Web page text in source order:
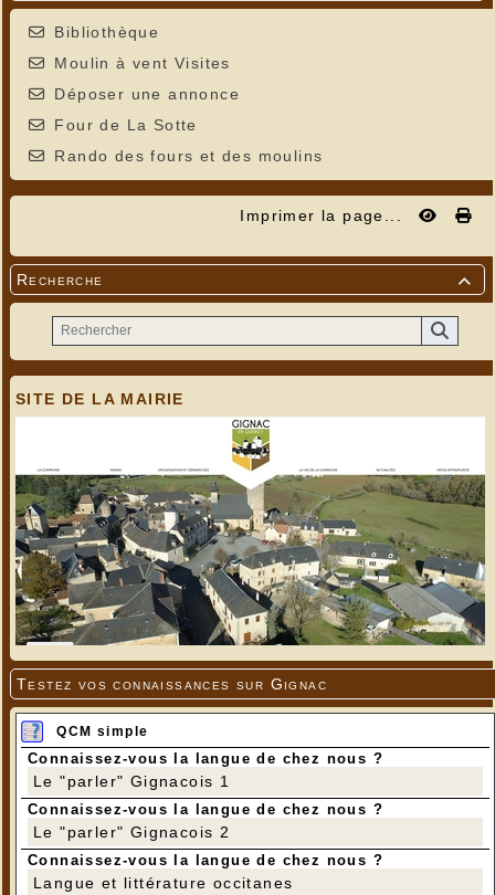
Bibliothèque
Moulin à vent Visites
Déposer une annonce
Four de La Sotte
Rando des fours et des moulins
Imprimer la page...

Recherche
SITE DE LA MAIRIE
Testez vos connaissances sur Gignac
QCM simple
Connaissez-vous la langue de chez nous ?
Le "parler" Gignacois 1
Connaissez-vous la langue de chez nous ?
Le "parler" Gignacois 2
Connaissez-vous la langue de chez nous ?
Langue et littérature occitanes